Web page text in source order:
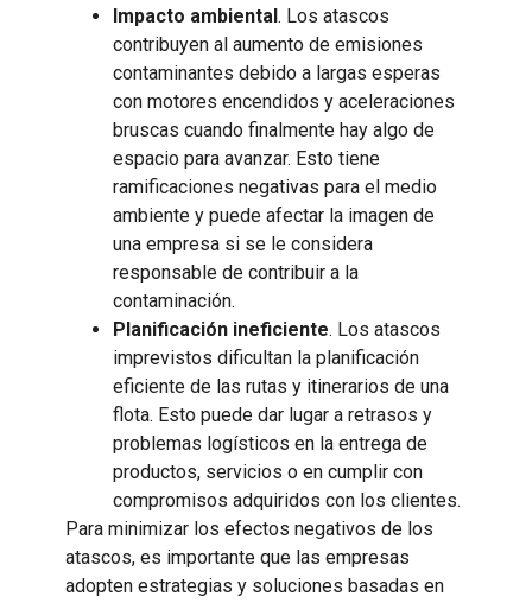
Impacto ambiental. Los atascos
contribuyen al aumento de emisiones
contaminantes debido a largas esperas
con motores encendidos y aceleraciones
bruscas cuando finalmente hay algo de
espacio para avanzar. Esto tiene
ramificaciones negativas para el medio
ambiente y puede afectar la imagen de
una empresa si se le considera
responsable de contribuir a la
contaminación.
Planificación ineficiente. Los atascos
imprevistos dificultan la planificación
eficiente de las rutas y itinerarios de una
flota. Esto puede dar lugar a retrasos y
problemas logísticos en la entrega de
productos, servicios o en cumplir con
compromisos adquiridos con los clientes.
Para minimizar los efectos negativos de los
atascos, es importante que las empresas
adopten estrategias y soluciones basadas en